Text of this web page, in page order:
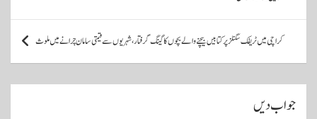
س
و
ں
کراچی میں ٹریفک سگنلز پر کتابیں بیچنے والے بچوں کا گینگ گرفتار، شہریوں سے قیمتی سامان چرانے میں ملوث
جواب دیں